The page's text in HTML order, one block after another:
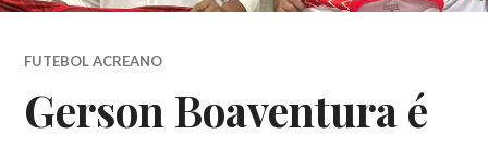
FUTEBOL ACREANO
Gerson Boaventura é